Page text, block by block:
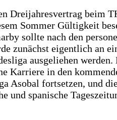
Dreijahresvertrag beim
Sommer Gültigkeit
sollte nach den
zunächst eigentlich an
ausgeliehen werden.
Karriere in den
Asobal fortsetzen, und
und spanische